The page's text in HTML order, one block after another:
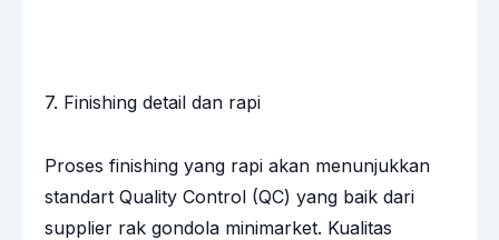
7. Finishing detail dan rapi
Proses finishing yang rapi akan menunjukkan
standart Quality Control (QC) yang baik dari
supplier rak gondola minimarket. Kualitas